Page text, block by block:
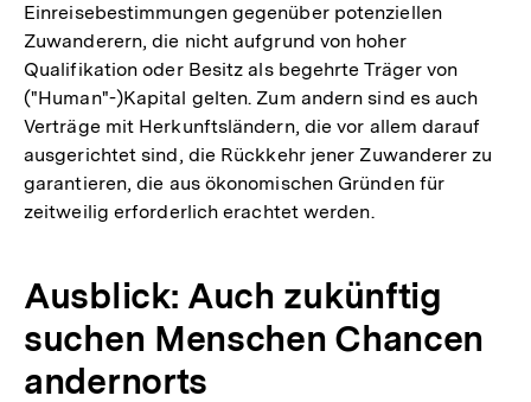
Einreisebestimmungen gegenüber potenziellen
Zuwanderern, die nicht aufgrund von hoher
Qualifikation oder Besitz als begehrte Träger von
("Human"-)Kapital gelten. Zum andern sind es auch
Verträge mit Herkunftsländern, die vor allem darauf
ausgerichtet sind, die Rückkehr jener Zuwanderer zu
garantieren, die aus ökonomischen Gründen für
zeitweilig erforderlich erachtet werden.
Ausblick: Auch zukünftig
suchen Menschen Chancen
andernorts